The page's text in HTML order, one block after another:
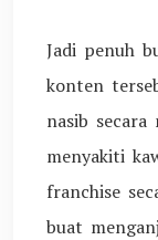
Jadi penuh
konten
nasib
menyakiti
franchise
buat